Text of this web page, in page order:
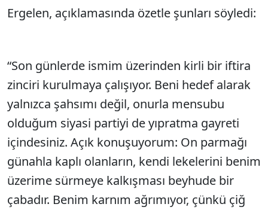
Ergelen, açıklamasında özetle şunları söyledi:
“Son günlerde ismim üzerinden kirli bir iftira
zinciri kurulmaya çalışıyor. Beni hedef alarak
yalnızca şahsımı değil, onurla mensubu
olduğum siyasi partiyi de yıpratma gayreti
içindesiniz. Açık konuşuyorum: On parmağı
günahla kaplı olanların, kendi lekelerini benim
üzerime sürmeye kalkışması beyhude bir
çabadır. Benim karnım ağrımıyor, çünkü çiğ